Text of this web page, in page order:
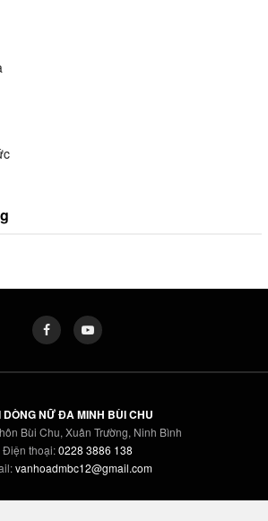
DÒNG NỮ ĐA MINH BÙI CHU
Bùi Chu, Xuân Trường, Ninh Bình
Điện thoại:0228 3886 138
vanhoadmbc12@gmail.com